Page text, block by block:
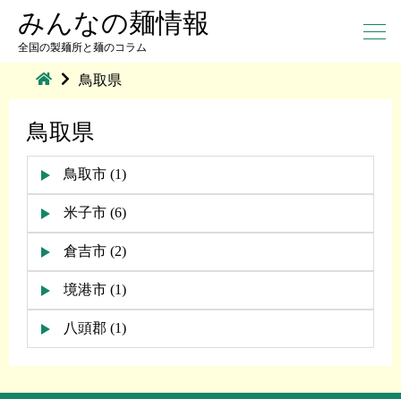
みんなの麺情報
全国の製麺所と麺のコラム
鳥取県
鳥取県
鳥取市 (1)
米子市 (6)
倉吉市 (2)
境港市 (1)
八頭郡 (1)